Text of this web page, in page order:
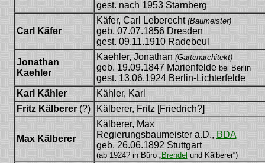
gest. nach 1953 Starnberg
Carl Käfer
Käfer, Carl Leberecht (Baumeister)
geb. 07.07.1856 Dresden
gest. 09.11.1910 Radebeul
Jonathan
Kaehler
Kaehler, Jonathan (Gartenarchitekt)
geb. 19.09.1847 Marienfelde bei Berlin
gest. 13.06.1924 Berlin-Lichterfelde
Karl Kähler
Kähler, Karl
Fritz Kälberer(?) Kälberer, Fritz [Friedrich?]
Max Kälberer
Kälberer, Max
Regierungsbaumeister a.D., BDA
geb. 26.06.1892 Stuttgart
(ab 1924? in Büro „Brendel und Kälberer“)